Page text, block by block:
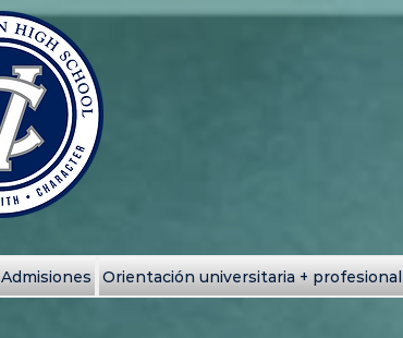
Admisiones Orientación universitaria + profesional